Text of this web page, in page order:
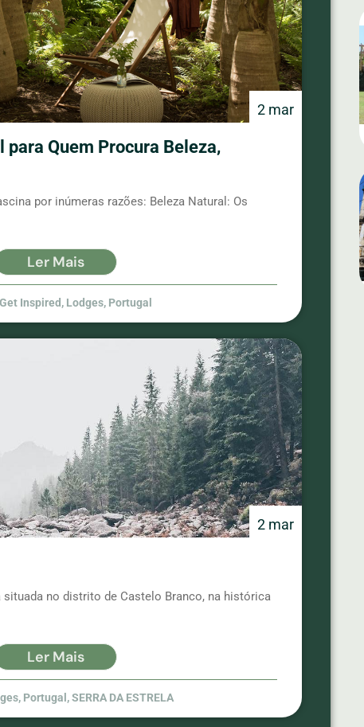
2 mar
para Quem Procura Beleza,
por inúmeras razões: Beleza Natural: Os
Ler Mais
Get Inspired , Lodges, Portugal
2 mar
situada no distrito de Castelo Branco, na histórica
Ler Mais
, Portugal ,SERRA DA ESTRELA